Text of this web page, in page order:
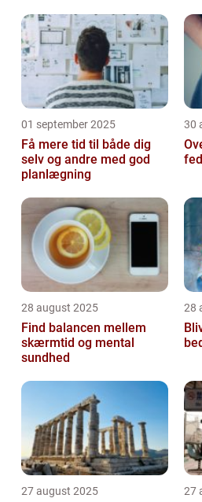
01 september 2025
Få mere tid til både dig
selv og andre med god
planlægning
30
28 august 2025
Find balancen mellem
skærmtid og mental
sundhed
28
27 august 2025 27